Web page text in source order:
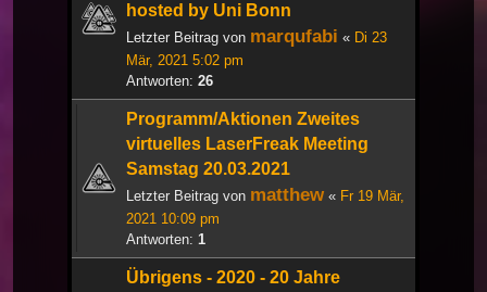
hosted by Uni Bonn
Letzter Beitrag von marqufabi « Di 23
Mär, 2021 5:02 pm
Antworten: 26
Programm/Aktionen Zweites
virtuelles LaserFreak Meeting
Samstag 20.03.2021
Letzter Beitrag von matthew « Fr 19 Mär,
2021 10:09 pm
Antworten: 1
Übrigens - 2020 - 20 Jahre